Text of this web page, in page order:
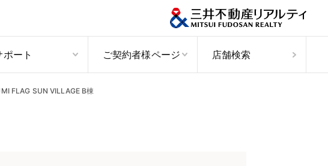
ポート ご契約者様ページ 店舗検索
FLAG SUN VILLAGE B棟